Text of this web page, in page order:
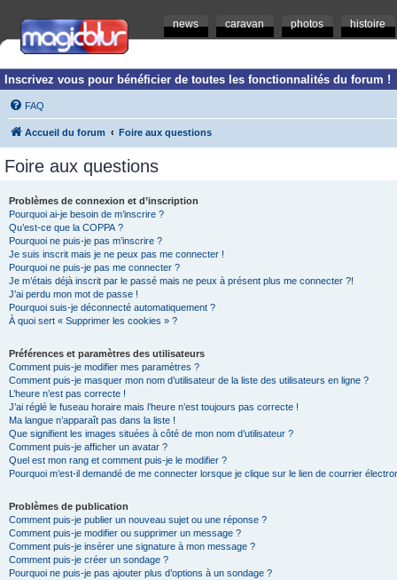
news caravan photos histoire
Inscrivez vous pour bénéficier de toutes les fonctionnalités du forum !
FAQ
Accueil du forum Foire aux questions
Foire aux questions
Problèmes de connexion et d’inscription
Pourquoi ai-je besoin de m’inscrire ?
Qu’est-ce que la COPPA ?
Pourquoi ne puis-je pas m’inscrire ?
Je suis inscrit mais je ne peux pas me connecter !
Pourquoi ne puis-je pas me connecter ?
Je m’étais déjà inscrit par le passé mais ne peux à présent plus me connecter ?!
J’ai perdu mon mot de passe !
Pourquoi suis-je déconnecté automatiquement ?
À quoi sert « Supprimer les cookies » ?
Préférences et paramètres des utilisateurs
Comment puis-je modifier mes paramètres ?
Comment puis-je masquer mon nom d’utilisateur de la liste des utilisateurs en ligne ?
L’heure n’est pas correcte !
J’ai réglé le fuseau horaire mais l’heure n’est toujours pas correcte !
Ma langue n’apparaît pas dans la liste !
Que signifient les images situées à côté de mon nom d’utilisateur ?
Comment puis-je afficher un avatar ?
Quel est mon rang et comment puis-je le modifier ?
Pourquoi m’est-il demandé de me connecter lorsque je clique sur le lien de courrier
Problèmes de publication
Comment puis-je publier un nouveau sujet ou une réponse ?
Comment puis-je modifier ou supprimer un message ?
Comment puis-je insérer une signature à mon message ?
Comment puis-je créer un sondage ?
Pourquoi ne puis-je pas ajouter plus d’options à un sondage ?